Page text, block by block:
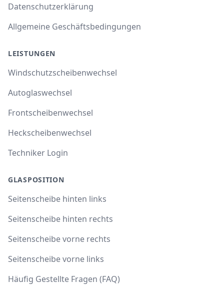
Datenschutzerklärung
Allgemeine Geschäftsbedingungen
LEISTUNGEN
Windschutzscheibenwechsel
Autoglaswechsel
Frontscheibenwechsel
Heckscheibenwechsel
Techniker Login
GLASPOSITION
Seitenscheibe hinten links
Seitenscheibe hinten rechts
Seitenscheibe vorne rechts
Seitenscheibe vorne links
Häufig Gestellte Fragen (FAQ)